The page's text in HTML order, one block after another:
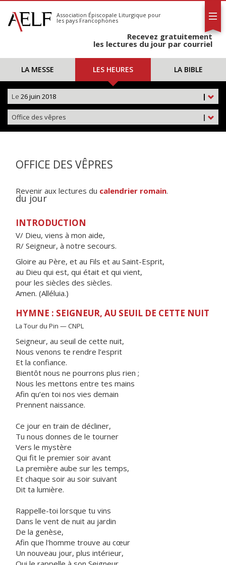
S'abonner
Calendrier
Association Épiscopale Liturgique pour
les pays Francophones
Recevez gratuitement
les lectures du jour par courriel
LA MESSE LES HEURES LA BIBLE
|
Le 26 juin 2018
|
Office des vêpres
OFFICE DES VÊPRES
Revenir aux lectures du calendrier romain.
du jour
INTRODUCTION
V/ Dieu, viens à mon aide,
R/ Seigneur, à notre secours.
Gloire au Père, et au Fils et au Saint-Esprit,
au Dieu qui est, qui était et qui vient,
pour les siècles des siècles.
Amen. (Alléluia.)
HYMNE : SEIGNEUR, AU SEUIL DE CETTE NUIT
La Tour du Pin — CNPL
Seigneur, au seuil de cette nuit,
Nous venons te rendre l’esprit
Et la confiance.
Bientôt nous ne pourrons plus rien ;
Nous les mettons entre tes mains
Afin qu’en toi nos vies demain
Prennent naissance.
Ce jour en train de décliner,
Tu nous donnes de le tourner
Vers le mystère
Qui fit le premier soir avant
La première aube sur les temps,
Et chaque soir au soir suivant
Dit ta lumière.
Rappelle-toi lorsque tu vins
Dans le vent de nuit au jardin
De la genèse,
Afin que l'homme trouve au cœur
Un nouveau jour, plus intérieur,